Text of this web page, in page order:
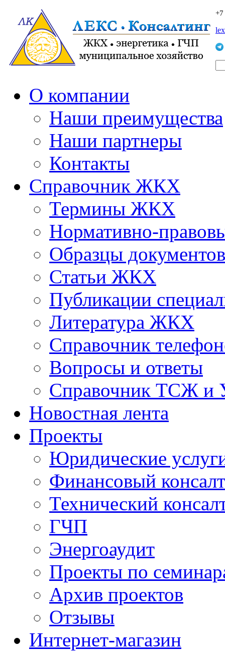
О компании
Наши преимущества
Наши партнеры
Контакты
Справочник ЖКХ
Термины ЖКХ
Нормативно-
Образцы документов
Статьи ЖКХ
Публикации
Литература ЖКХ
Справочник
Вопросы и ответы
Справочник ТСЖ и
Новостная лента
Проекты
Юридические
Финансовый
Технический
ГЧП
Энергоаудит
Проекты по
Архив проектов
Отзывы
Интернет-магазин